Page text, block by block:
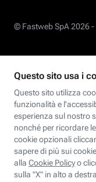
© Fastweb SpA 2026 -